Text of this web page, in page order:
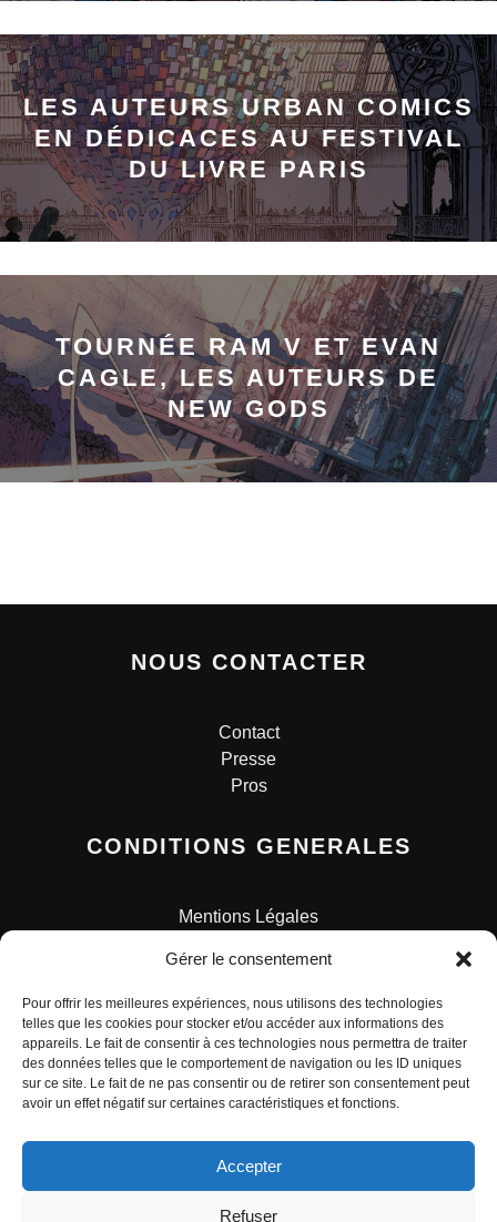
Gérer le consentement
Pour offrir les meilleures expériences, nous utilisons des technologies
telles que les cookies pour stocker et/ou accéder aux informations des
appareils. Le fait de consentir à ces technologies nous permettra de traiter
des données telles que le comportement de navigation ou les ID uniques
sur ce site. Le fait de ne pas consentir ou de retirer son consentement peut
avoir un effet négatif sur certaines caractéristiques et fonctions.
Accepter
Refuser
LES AUTEURS URBAN COMICS
EN DÉDICACES AU FESTIVAL
DU LIVRE PARIS
TOURNÉE RAM V ET EVAN
CAGLE, LES AUTEURS DE
NEW GODS
NOUS CONTACTER
Contact
Presse
Pros
CONDITIONS GENERALES
Mentions Légales
Charte pour la protection des données personnelles
© ALL RIGHTS RESERVED. URBAN COMICS POUR LES